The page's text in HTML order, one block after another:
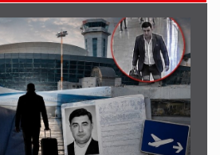
də, sülhdə də qalib gəldi -